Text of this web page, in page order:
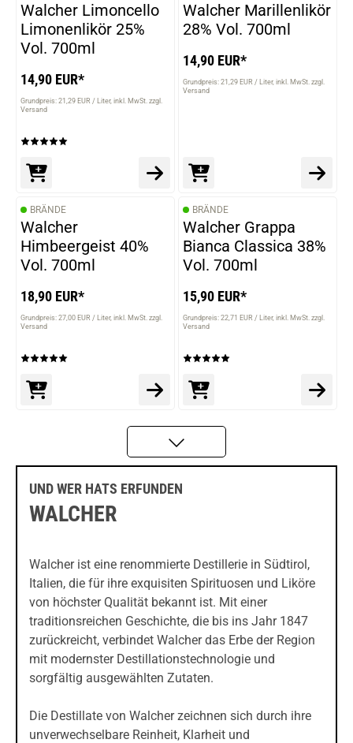
Walcher Limoncello
Limonenlikör 25%
Vol. 700ml
14,90 EUR*
Grundpreis: 21,29 EUR / Liter inkl. MwSt. zzgl.
Versand
Walcher Marillenlikör
28% Vol. 700ml
14,90 EUR*
Grundpreis: 21,29 EUR / Liter inkl. MwSt. zzgl.
Versand
BRÄNDE
Walcher
Himbeergeist 40%
Vol. 700ml
18,90 EUR*
Grundpreis: 27,00 EUR / Liter inkl. MwSt. zzgl.
Versand
BRÄNDE
Walcher Grappa
Bianca Classica 38%
Vol. 700ml
15,90 EUR*
Grundpreis: 22,71 EUR / Liter inkl. MwSt. zzgl.
Versand
UND WER HATS ERFUNDEN
WALCHER
Walcher ist eine renommierte Destillerie in Südtirol,
Italien, die für ihre exquisiten Spirituosen und Liköre
von höchster Qualität bekannt ist. Mit einer
traditionsreichen Geschichte, die bis ins Jahr 1847
zurückreicht, verbindet Walcher das Erbe der Region
mit modernster Destillationstechnologie und
sorgfältig ausgewählten Zutaten.
Die Destillate von Walcher zeichnen sich durch ihre
unverwechselbare Reinheit, Klarheit und